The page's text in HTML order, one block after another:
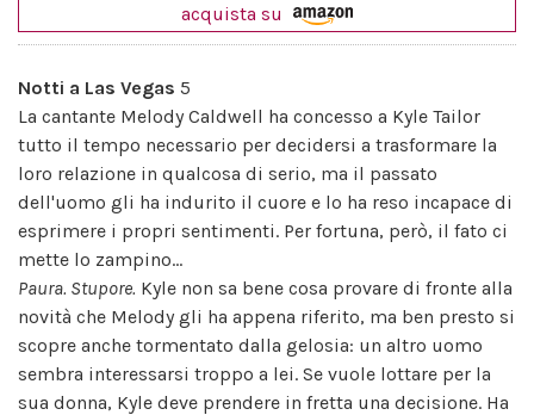
acquista su
Notti a Las Vegas 5
La cantante Melody Caldwell ha concesso a Kyle Tailor
tutto il tempo necessario per decidersi a trasformare la
loro relazione in qualcosa di serio, ma il passato
dell'uomo gli ha indurito il cuore e lo ha reso incapace di
esprimere i propri sentimenti. Per fortuna, però, il fato ci
mette lo zampino...
Paura. Stupore. Kyle non sa bene cosa provare di fronte alla
novità che Melody gli ha appena riferito, ma ben presto si
scopre anche tormentato dalla gelosia: un altro uomo
sembra interessarsi troppo a lei. Se vuole lottare per la
sua donna, Kyle deve prendere in fretta una decisione. Ha